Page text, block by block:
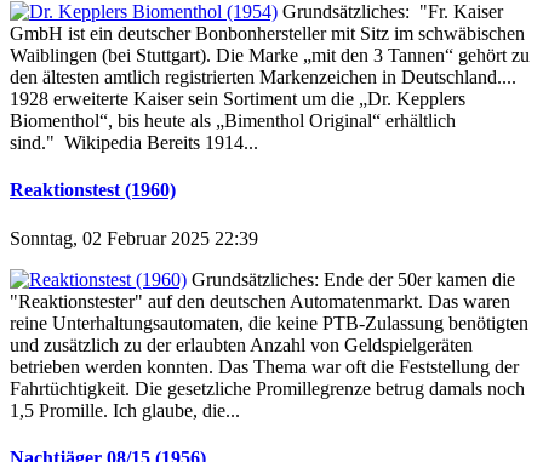
Grundsätzliches: "Fr. Kaiser
GmbH ist ein deutscher Bonbonhersteller mit Sitz im schwäbischen
Waiblingen (bei Stuttgart). Die Marke „mit den 3 Tannen“ gehört zu
den ältesten amtlich registrierten Markenzeichen in Deutschland....
1928 erweiterte Kaiser sein Sortiment um die „Dr. Kepplers
Biomenthol“, bis heute als „Bimenthol Original“ erhältlich
sind." Wikipedia Bereits 1914...
Reaktionstest (1960)
Sonntag, 02 Februar 2025 22:39
Grundsätzliches: Ende der 50er kamen die
"Reaktionstester" auf den deutschen Automatenmarkt. Das waren
reine Unterhaltungsautomaten, die keine PTB-Zulassung benötigten
und zusätzlich zu der erlaubten Anzahl von Geldspielgeräten
betrieben werden konnten. Das Thema war oft die Feststellung der
Fahrtüchtigkeit. Die gesetzliche Promillegrenze betrug damals noch
1,5 Promille. Ich glaube, die...
Nachtjäger 08/15 (1956)